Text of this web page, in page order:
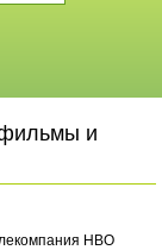
и
HBO